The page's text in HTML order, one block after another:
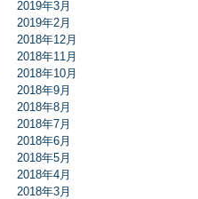
2019年3月
2019年2月
2018年12月
2018年11月
2018年10月
2018年9月
2018年8月
2018年7月
2018年6月
2018年5月
2018年4月
2018年3月